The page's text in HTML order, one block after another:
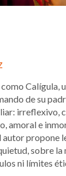
Calígula,
de su
irreflexivo,
amoral e
propone
sobre la
ni límites